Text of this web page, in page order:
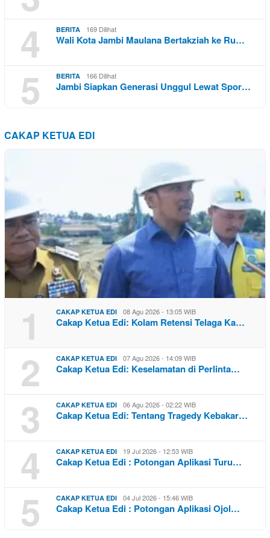
4 BERITA 169 Dilihat
Wali Kota Jambi Maulana Bertakziah ke Ru…
5 BERITA 166 Dilihat
Jambi Siapkan Generasi Unggul Lewat Spor…
CAKAP KETUA EDI
1 CAKAP KETUA EDI 08 Agu 2026 - 13:05 WIB
Cakap Ketua Edi: Kolam Retensi Telaga Ka…
2 CAKAP KETUA EDI 07 Agu 2026 - 14:09 WIB
Cakap Ketua Edi: Keselamatan di Perlinta…
3 CAKAP KETUA EDI 06 Agu 2026 - 02:22 WIB
Cakap Ketua Edi: Tentang Tragedy Kebakar…
4 CAKAP KETUA EDI 19 Jul 2026 - 12:53 WIB
Cakap Ketua Edi : Potongan Aplikasi Turu…
5 CAKAP KETUA EDI 04 Jul 2026 - 15:46 WIB
Cakap Ketua Edi : Potongan Aplikasi Ojol…